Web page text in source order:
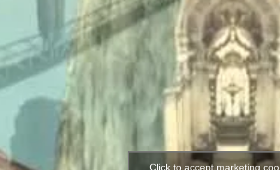
Click to accept marketing